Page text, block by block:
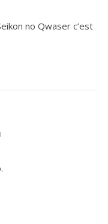
no Qwaser c’est